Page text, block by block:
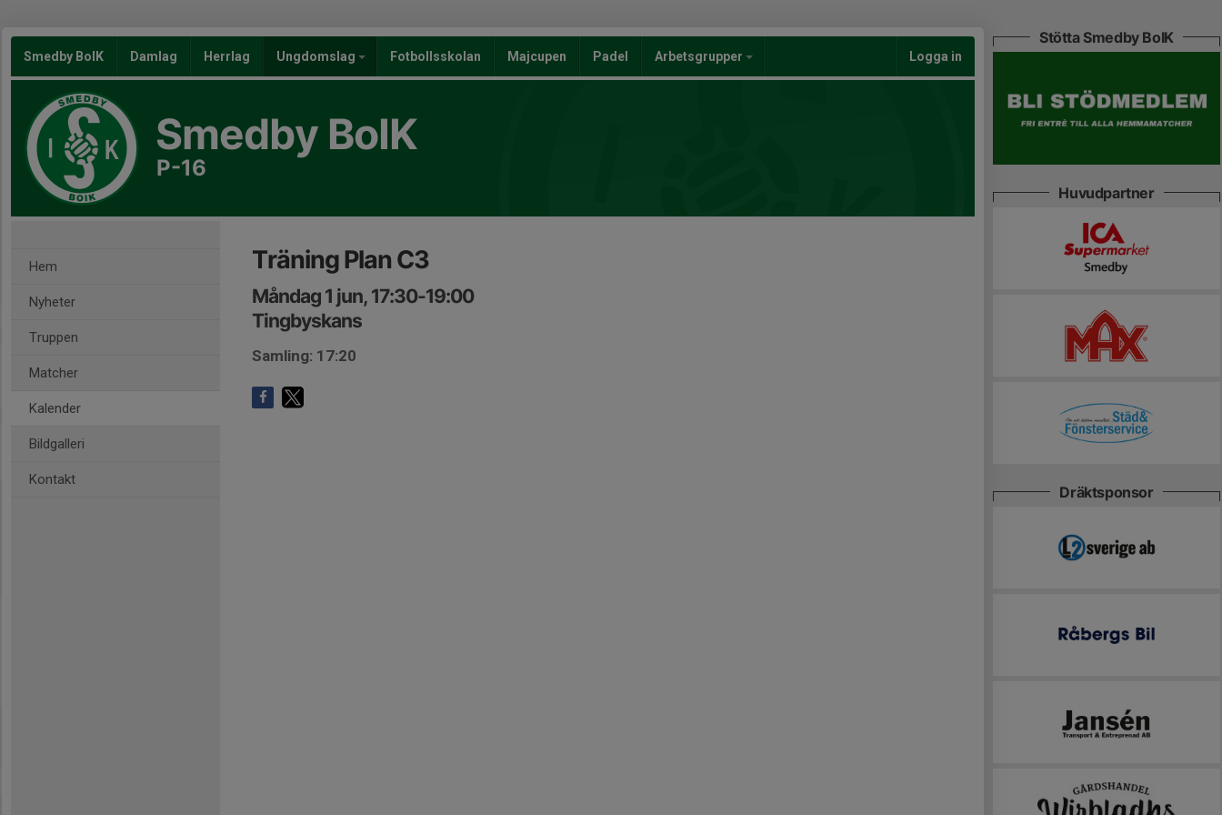
Smedby BoIK Damlag Herrlag Ungdomslag Fotbollsskolan Majcupen Padel Arbetsgrupper Logga in
Smedby BoIK
P-16
Hem
Nyheter
Truppen
Matcher
Kalender
Bildgalleri
Kontakt
Träning Plan C3
Måndag 1 jun, 17:30-19:00
Tingbyskans
Samling: 17:20
Stötta Smedby BoIK
Huvudpartner
Dräktsponsor